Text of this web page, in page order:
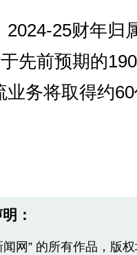
25财年归
先前预期的
务将取得约
：
网” 的所有作品，版